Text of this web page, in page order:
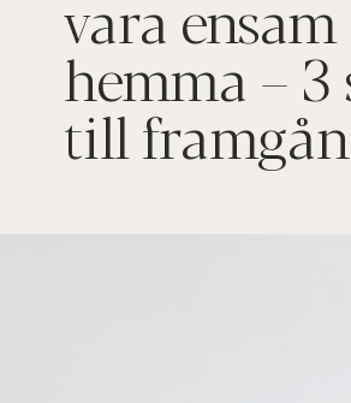
vara ensam
hemma – 3
till